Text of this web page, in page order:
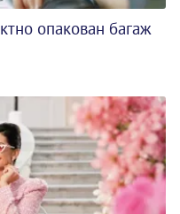
опакован багаж